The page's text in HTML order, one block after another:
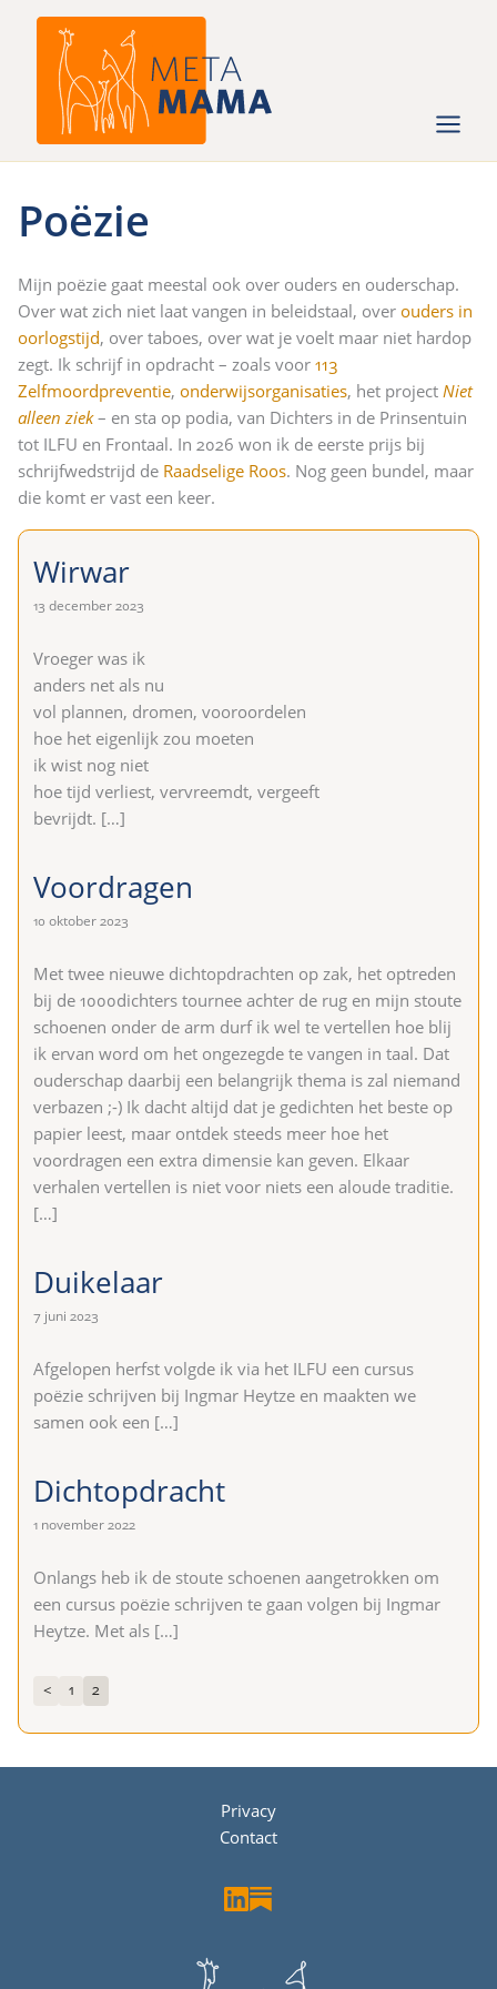
Poëzie
Mijn poëzie gaat meestal ook over ouders en ouderschap.
Over wat zich niet laat vangen in beleidstaal, over ouders in
oorlogstijd, over taboes, over wat je voelt maar niet hardop
zegt. Ik schrijf in opdracht – zoals voor 113
Zelfmoordpreventie, onderwijsorganisaties, het project Niet
alleen ziek– en sta op podia, van Dichters in de Prinsentuin
tot ILFU en Frontaal. In 2026 won ik de eerste prijs bij
schrijfwedstrijd de Raadselige Roos. Nog geen bundel, maar
die komt er vast een keer.
Wirwar
13 december 2023
Vroeger was ik
anders net als nu
vol plannen, dromen, vooroordelen
hoe het eigenlijk zou moeten
ik wist nog niet
hoe tijd verliest, vervreemdt, vergeeft
bevrijdt. […]
Voordragen
10 oktober 2023
Met twee nieuwe dichtopdrachten op zak, het optreden
bij de 1000dichters tournee achter de rug en mijn stoute
schoenen onder de arm durf ik wel te vertellen hoe blij
ik ervan word om het ongezegde te vangen in taal. Dat
ouderschap daarbij een belangrijk thema is zal niemand
verbazen ;-) Ik dacht altijd dat je gedichten het beste op
papier leest, maar ontdek steeds meer hoe het
voordragen een extra dimensie kan geven. Elkaar
verhalen vertellen is niet voor niets een aloude traditie.
[…]
Duikelaar
7 juni 2023
Afgelopen herfst volgde ik via het ILFU een cursus
poëzie schrijven bij Ingmar Heytze en maakten we
samen ook een […]
Dichtopdracht
1 november 2022
Onlangs heb ik de stoute schoenen aangetrokken om
een cursus poëzie schrijven te gaan volgen bij Ingmar
Heytze. Met als […]
< 1 2
Privacy
Contact